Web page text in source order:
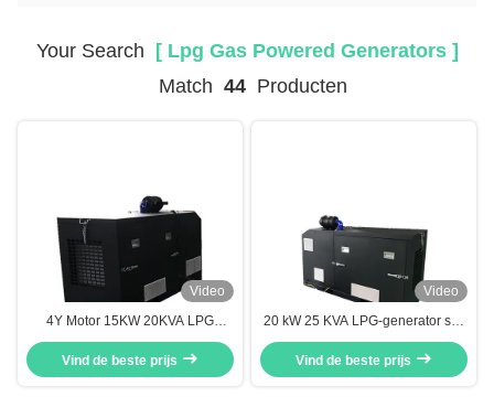
Your Search [ Lpg Gas Powered Generators ]
Match 44Producten
Video
4Y Motor 15KW 20KVA LPG
Generator Set, 50Hz / 60Hz LPG
Gas Generatoren
Vind de beste prijs
Video
20 kW 25 KVA LPG-generator set,
vloeibaar petroleumgas Genset
LPG 4 cilinders Watergekoeld
Vind de beste prijs